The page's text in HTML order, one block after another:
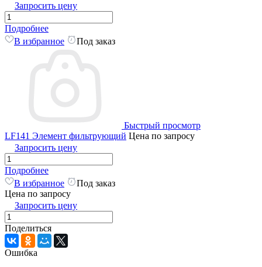
Запросить цену
Подробнее
В избранное
Под заказ
Быстрый просмотр
LF141 Элемент фильтрующий Цена по запросу
Запросить цену
Подробнее
В избранное
Под заказ
Цена по запросу
Запросить цену
Поделиться
Ошибка